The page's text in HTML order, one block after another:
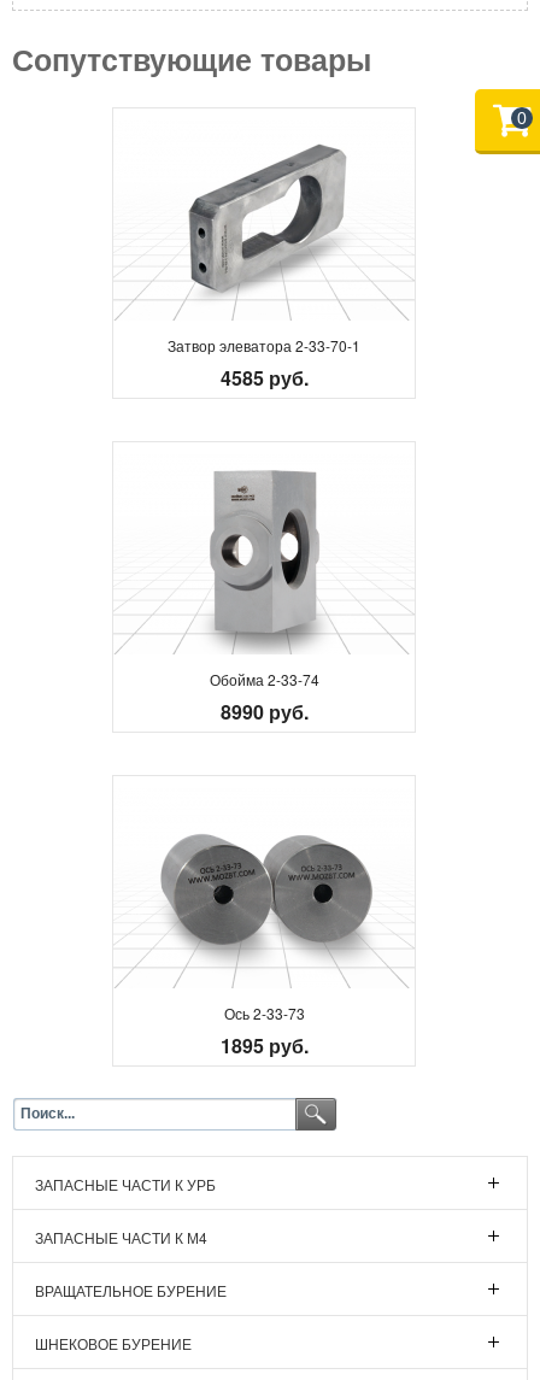
Сопутствующие товары
Затвор элеватора 2-33-70-1
4585 руб.
Обойма 2-33-74
8990 руб.
Ось 2-33-73
1895 руб.
ЗАПАСНЫЕ ЧАСТИ К УРБ
ЗАПАСНЫЕ ЧАСТИ К М4
ВРАЩАТЕЛЬНОЕ БУРЕНИЕ
ШНЕКОВОЕ БУРЕНИЕ
0